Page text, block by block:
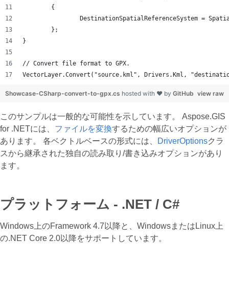
	{
DestinationSpatialReferenceSystem =
	};
}
// Convert file format to GPX.
VectorLayer.Convert("source.kml", Drivers.Kml,
view raw
Showcase-CSharp-convert-to-gpx.cs hosted with ❤ by GitHub
このサンプルは一般的な可能性を示しています。 Aspose.GIS
for .NETには、 ファイルを変換するための幅広いオプションが
あります。 各ベクトルベースの形式には、
DriverOptionsクラ
スから継承された独自の読み取り/書き込みオプションがあり
ます。
プラットフォーム - .NET / C#
Windows上のFramework 4.7以降と、WindowsまたはLinux上
の.NET Core 2.0以降をサポートしています。